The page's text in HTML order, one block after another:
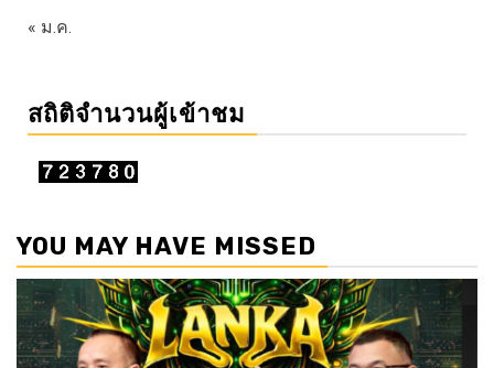
« ม.ค.
สถิติจำนวนผู้เข้าชม
YOU MAY HAVE MISSED